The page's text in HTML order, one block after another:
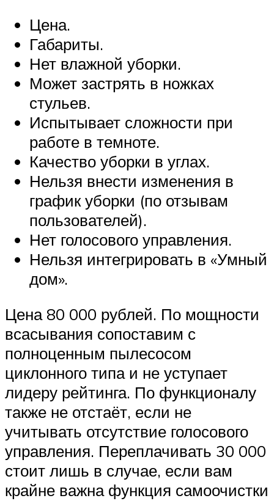
Цена.
Габариты.
Нет влажной уборки.
Может застрять в ножках
стульев.
Испытывает сложности при
работе в темноте.
Качество уборки в углах.
Нельзя внести изменения в
график уборки (по отзывам
пользователей).
Нет голосового управления.
Нельзя интегрировать в «Умный
дом».
Цена 80 000 рублей. По мощности
всасывания сопоставим с
полноценным пылесосом
циклонного типа и не уступает
лидеру рейтинга. По функционалу
также не отстаёт, если не
учитывать отсутствие голосового
управления. Переплачивать 30 000
стоит лишь в случае, если вам
крайне важна функция самоочистки